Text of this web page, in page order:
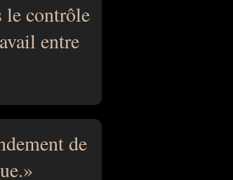
le contrôle
entre
de